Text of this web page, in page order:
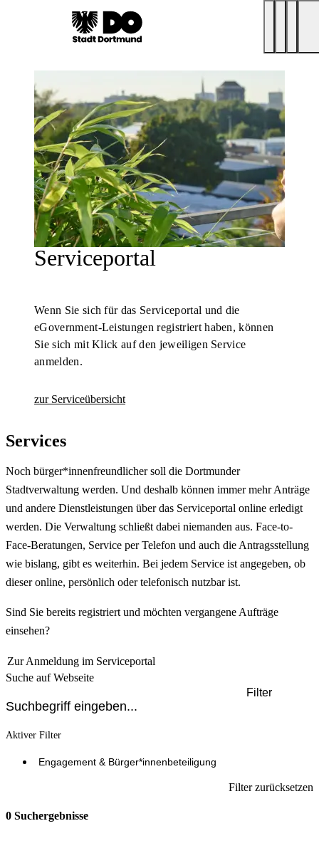
Serviceportal
Wenn Sie sich für das Serviceportal und die
eGovernment-Leistungen registriert haben, können
Sie sich mit Klick auf den jeweiligen Service
anmelden.
zur Serviceübersicht
Services
Noch bürger*innenfreundlicher soll die Dortmunder
Stadtverwaltung werden. Und deshalb können immer mehr Anträge
und andere Dienstleistungen über das Serviceportal online erledigt
werden. Die Verwaltung schließt dabei niemanden aus. Face-to-
Face-Beratungen, Service per Telefon und auch die Antragsstellung
wie bislang, gibt es weiterhin. Bei jedem Service ist angegeben, ob
dieser online, persönlich oder telefonisch nutzbar ist.
Sind Sie bereits registriert und möchten vergangene Aufträge
einsehen?
Zur Anmeldung im Serviceportal
Suche auf Webseite
Filter
Aktiver Filter
Engagement & Bürger*innenbeteiligung
Filter zurücksetzen
0 Suchergebnisse